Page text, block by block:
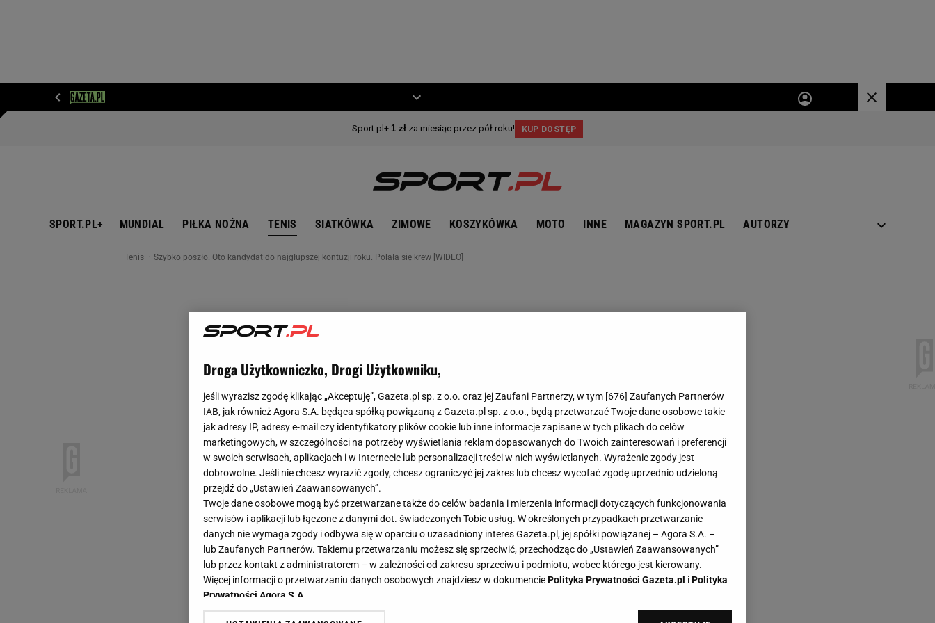
SPORT.PL+ MUNDIAL PIŁKA NOŻNA TENIS SIATKÓWKA ZIMOWE KOSZYKÓWKA MOTO INNE MAGAZYN SPORT.PL AUTORZY
Tenis Szybko poszło. Oto kandydat do najgłupszej kontuzji roku. Polała się krew [WIDEO]
Droga Użytkowniczko, Drogi Użytkowniku,
jeśli wyrazisz zgodę klikając „Akceptuję”, Gazeta.pl sp. z o.o. oraz jej Zaufani Partnerzy, w tym [676] Zaufanych Partnerów
IAB, jak również Agora S.A. będąca spółką powiązaną z Gazeta.pl sp. z o.o., będą przetwarzać Twoje dane osobowe takie
jak adresy IP, adresy e-mail czy identyfikatory plików cookie lub inne informacje zapisane w tych plikach do celów
marketingowych, w szczególności na potrzeby wyświetlania reklam dopasowanych do Twoich zainteresowań i preferencji
w swoich serwisach, aplikacjach i w Internecie lub personalizacji treści w nich wyświetlanych. Wyrażenie zgody jest
dobrowolne. Jeśli nie chcesz wyrazić zgody, chcesz ograniczyć jej zakres lub chcesz wycofać zgodę uprzednio udzieloną
przejdź do „Ustawień Zaawansowanych”.
Twoje dane osobowe mogą być przetwarzane także do celów badania i mierzenia informacji dotyczących funkcjonowania
serwisów i aplikacji lub łączone z danymi dot. świadczonych Tobie usług. W określonych przypadkach przetwarzanie
danych nie wymaga zgody i odbywa się w oparciu o uzasadniony interes Gazeta.pl, jej spółki powiązanej – Agora S.A. –
lub Zaufanych Partnerów. Takiemu przetwarzaniu możesz się sprzeciwić, przechodząc do „Ustawień Zaawansowanych”
lub przez kontakt z administratorem – w zależności od zakresu sprzeciwu i podmiotu, wobec którego jest kierowany.
Więcej informacji o przetwarzaniu danych osobowych znajdziesz w dokumenciePolityka Prywatności Gazeta.pl iPolityka
Prywatności Agora S.A.